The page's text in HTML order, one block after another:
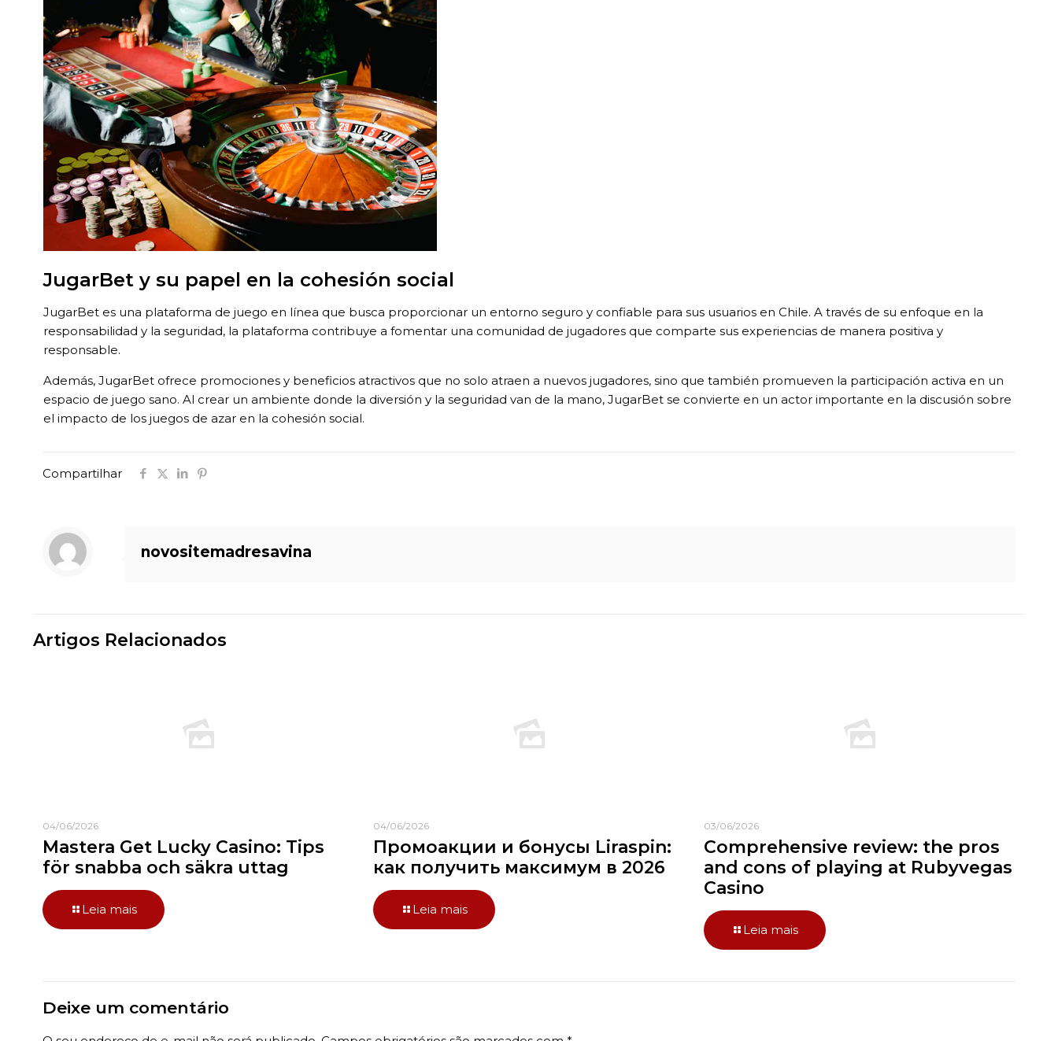
JugarBet y su papel en la cohesión social
JugarBet es una plataforma de juego en línea que busca proporcionar un entorno seguro y confiable para sus usuarios en Chile. A través de su enfoque en la
responsabilidad y la seguridad, la plataforma contribuye a fomentar una comunidad de jugadores que comparte sus experiencias de manera positiva y
responsable.
Además, JugarBet ofrece promociones y beneficios atractivos que no solo atraen a nuevos jugadores, sino que también promueven la participación activa en un
espacio de juego sano. Al crear un ambiente donde la diversión y la seguridad van de la mano, JugarBet se convierte en un actor importante en la discusión sobre
el impacto de los juegos de azar en la cohesión social.
Compartilhar
novositemadresavina
Artigos Relacionados
04/06/2026
Mastera Get Lucky Casino: Tips
för snabba och säkra uttag
Leia mais
04/06/2026
Промоакции и бонусы Liraspin:
как получить максимум в 2026
Leia mais
03/06/2026
Comprehensive review: the pros
and cons of playing at Rubyvegas
Casino
Leia mais
Deixe um comentário